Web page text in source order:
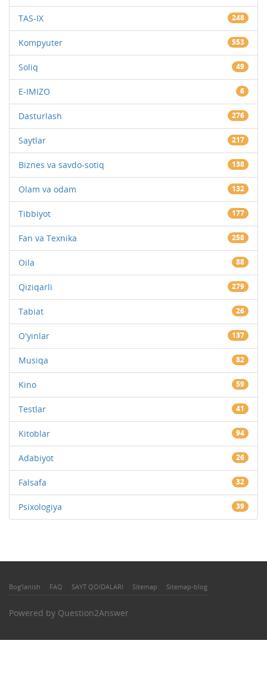
TAS-IX 248
Kompyuter 553
Soliq 49
E-IMIZO 6
Dasturlash 276
Saytlar 217
Biznes va savdo-sotiq 138
Olam va odam 132
Tibbiyot 177
Fan va Texnika 258
Oila 88
Qiziqarli 279
Tabiat 26
O'yinlar 137
Musiqa 82
Kino 59
Testlar 41
Kitoblar 94
Adabiyot 26
Falsafa 32
Psixologiya 39
Bog'lanish FAQ SAYT QOIDALARI Sitemap Sitemap-blog
Powered by Question2Answer